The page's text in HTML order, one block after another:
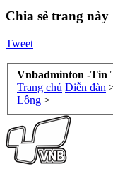
Chia sẻ trang này
Tweet
Vnbadminton -Tin
Trang chủ Diễn đàn
Lông >